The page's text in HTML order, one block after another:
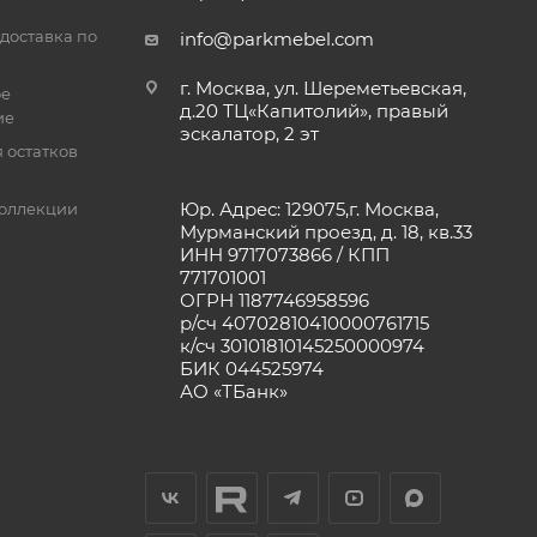
по
info@parkmebel.com
г. Москва, ул. Шереметьевская,
д.20 ТЦ«Капитолий», правый
эскалатор, 2 эт
Юр. Адрес: 129075,г. Москва,
Мурманский проезд, д. 18, кв.33
ИНН 9717073866 / КПП
771701001
ОГРН 1187746958596
р/сч 40702810410000761715
к/сч 30101810145250000974
БИК 044525974
АО «ТБанк»